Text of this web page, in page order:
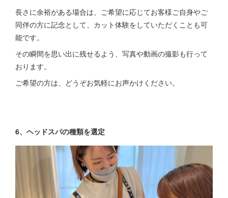
長さに余裕がある場合は、ご希望に応じてお客様ご自身やご
同伴の方に記念として、カット体験をしていただくことも可
能です。
その瞬間を思い出に残せるよう、写真や動画の撮影も行って
おります。
ご希望の方は、どうぞお気軽にお声かけください。
6、ヘッドスパの種類を選定